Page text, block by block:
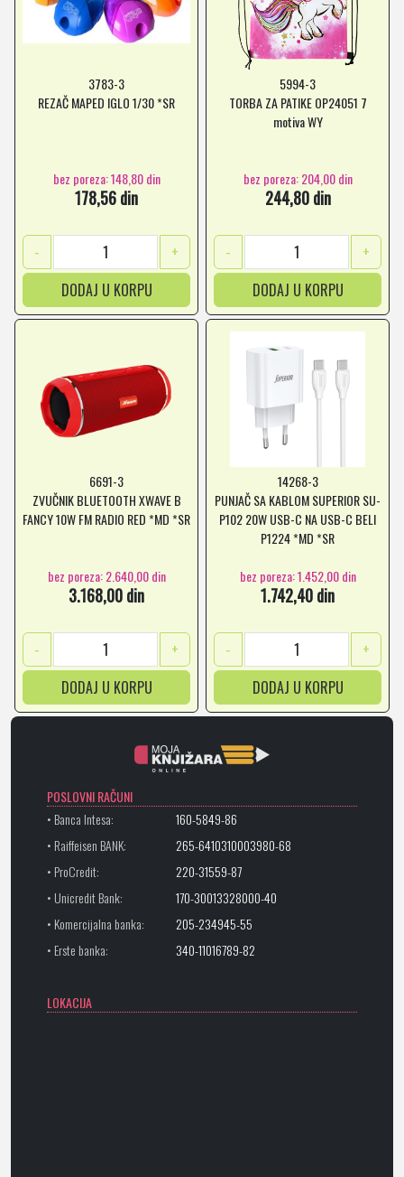
3783-3
REZAČ MAPED IGLO 1/30 *SR
bez poreza: 148,80 din
178,56 din
-
+
DODAJ U KORPU
5994-3
TORBA ZA PATIKE OP24051 7
motiva WY
bez poreza: 204,00 din
244,80 din
-
+
DODAJ U KORPU
6691-3
ZVUČNIK BLUETOOTH XWAVE B
FANCY 10W FM RADIO RED *MD *SR
bez poreza: 2.640,00 din
3.168,00 din
-
+
DODAJ U KORPU
14268-3
PUNJAČ SA KABLOM SUPERIOR SU-
P102 20W USB-C NA USB-C BELI
P1224 *MD *SR
bez poreza: 1.452,00 din
1.742,40 din
-
+
DODAJ U KORPU
POSLOVNI RAČUNI
• Banca Intesa:
160-5849-86
• Raiffeisen BANK:
265-6410310003980-68
• ProCredit:
220-31559-87
• Unicredit Bank:
170-30013328000-40
• Komercijalna banka:
205-234945-55
• Erste banka:
340-11016789-82
LOKACIJA